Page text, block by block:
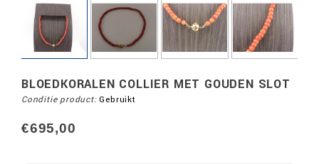
BLOEDKORALEN COLLIER MET GOUDEN SLOT
Conditie product: Gebruikt
€695,00